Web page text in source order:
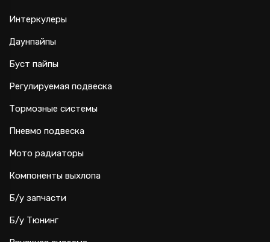
Интеркулеры
Даунпайпы
Буст пайпы
Регулируемая подвеска
Тормозные системы
Пневмо подвеска
Мото радиаторы
Компоненты выхлопа
Б/у запчасти
Б/у Тюнинг